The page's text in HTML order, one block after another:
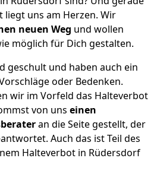
liegt uns am Herzen. Wir
neuen Weg und wollen
möglich für Dich gestalten.
geschult und haben auch ein
oder Bedenken.
wir im Vorfeld das Halteverbot
von uns einen
an die Seite gestellt, der
Auch das ist Teil des
Halteverbot in Rüdersdorf